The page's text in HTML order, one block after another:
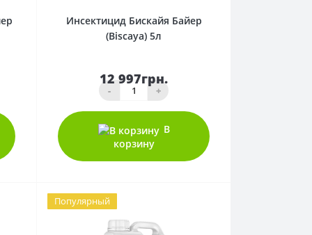
Инсектицид Бискайя Байер
(Biscaya) 5л
12 997грн.
- +
В
корзину
Популярный